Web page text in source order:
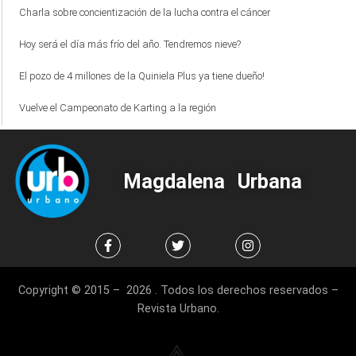
Charla sobre concientización de la lucha contra el cáncer
Hoy será el día más frío del año. Tendremos nieve?
El pozo de 4 millones de la Quiniela Plus ya tiene dueño!
Vuelve el Campeonato de Karting a la región
Magdalena Urbana
Copyright © 2015 – 2026 . Todos los derechos reservados –
Revista Urbano.